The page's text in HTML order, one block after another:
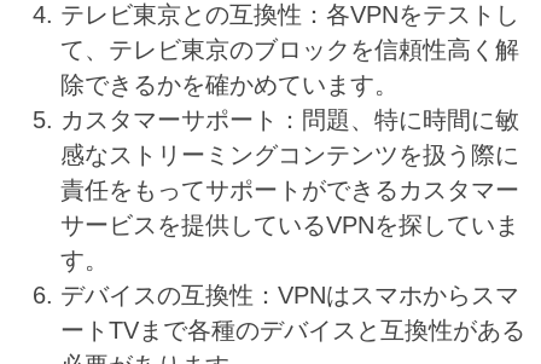
テレビ東京との互換性：各VPNをテストし
て、テレビ東京のブロックを信頼性高く解
除できるかを確かめています。
カスタマーサポート：問題、特に時間に敏
感なストリーミングコンテンツを扱う際に
責任をもってサポートができるカスタマー
サービスを提供しているVPNを探していま
す。
デバイスの互換性：VPNはスマホからスマ
ートTVまで各種のデバイスと互換性がある